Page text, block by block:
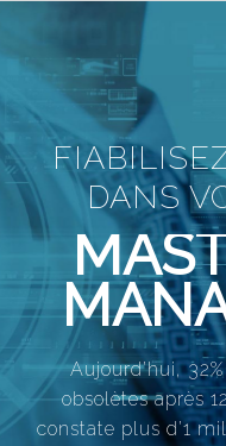
DANS
Aujourd’hui,
obsolètes après
constate plus d’1